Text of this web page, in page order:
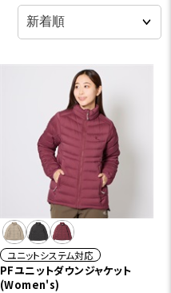
ユニットシステム対応
PFユニットダウンジャケット
(Women's)